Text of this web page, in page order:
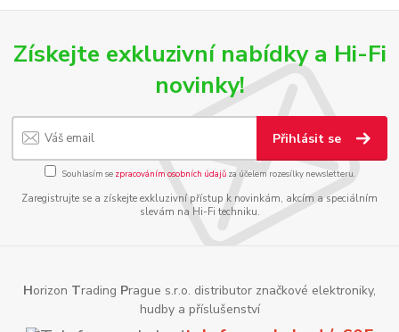
Získejte exkluzivní nabídky a Hi-Fi
novinky!
Přihlásit se
Souhlasím se zpracováním osobních údajůza účelem rozesílky newsletteru.
Zaregistrujte se a získejte exkluzivní přístup k novinkám, akcím a speciálním
slevám na Hi-Fi techniku.
Horizon Trading Prague s.r.o. distributor značkové elektroniky,
hudby a příslušenství